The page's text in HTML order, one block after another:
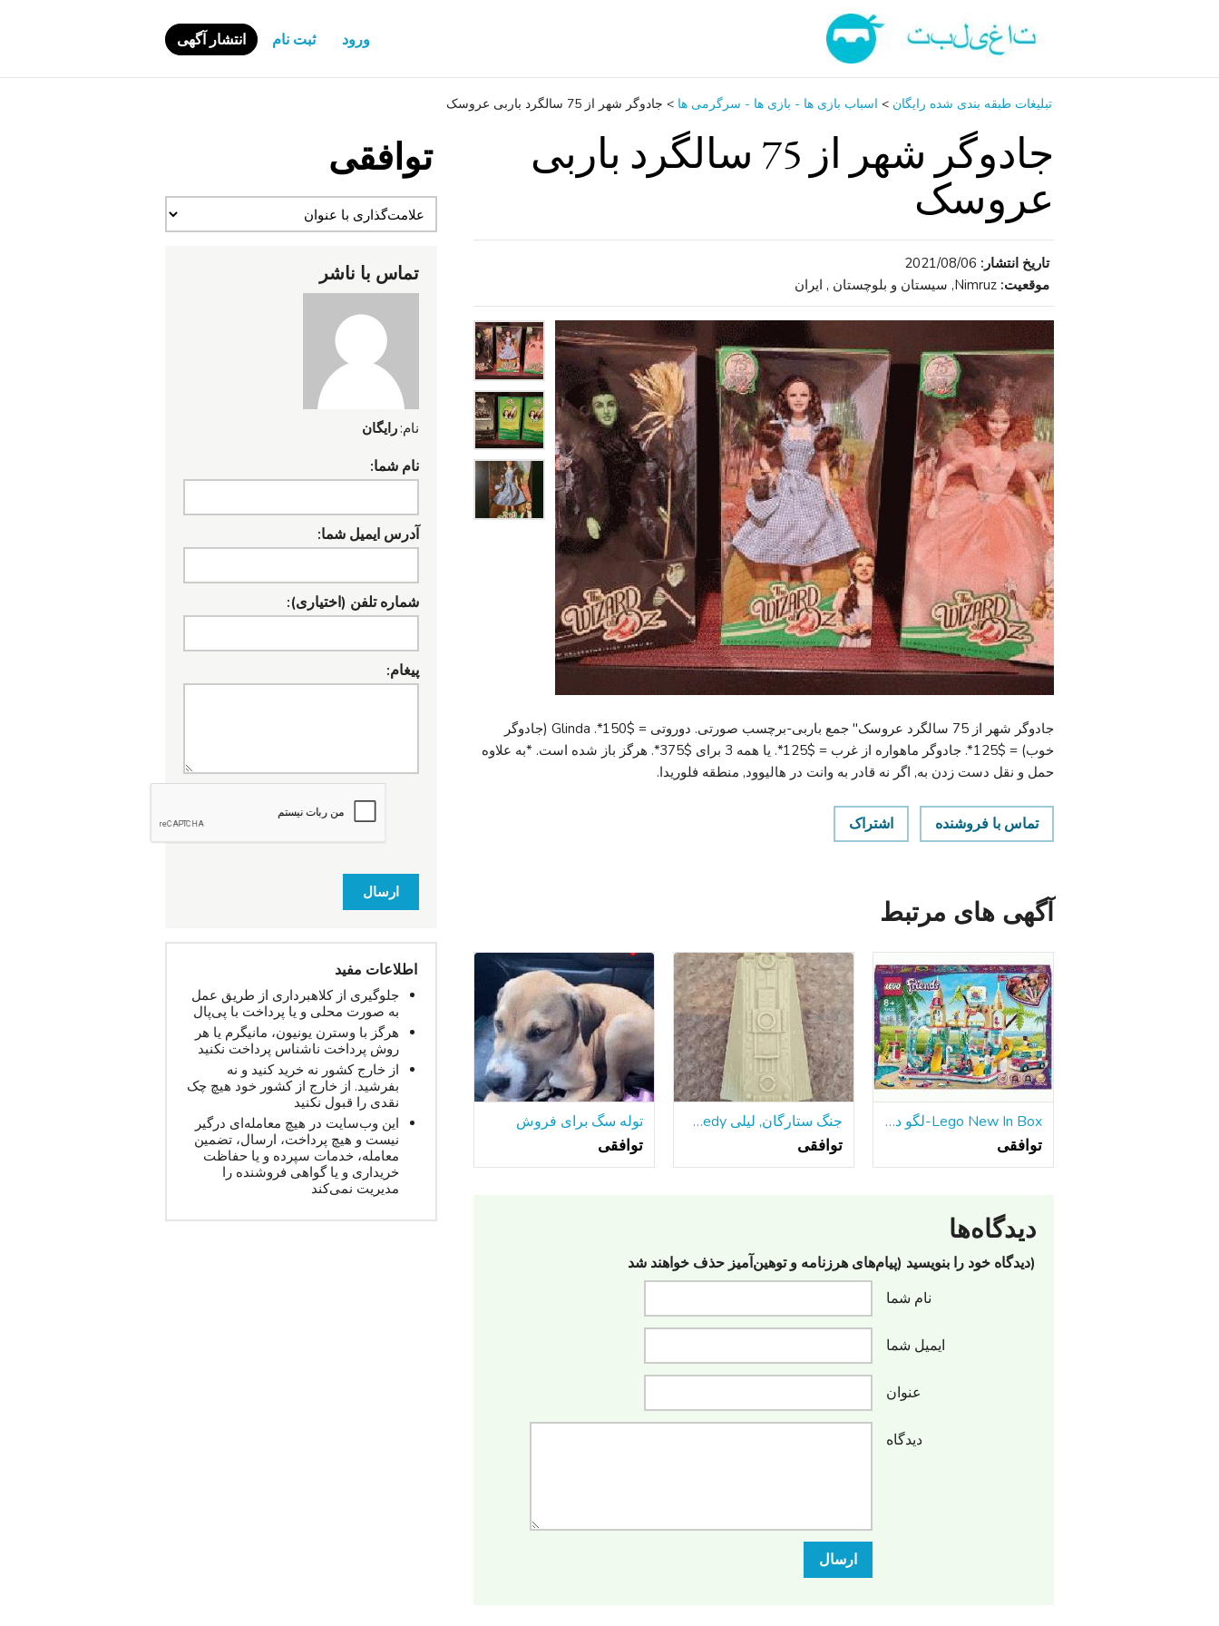
ورود ثبت نام انتشار آگهی
تبلیغات طبقه بندی شده رایگان > اسباب‌ بازی ها - بازی ها - سرگرمی ‌ها > جادوگر شهر از 75 سالگرد باربی عروسک
جادوگر شهر از 75 سالگرد باربی
عروسک
تاریخ انتشار: 2021/08/06
موقعیت: Nimruz, سیستان و بلوچستان , ایران
جادوگر شهر از 75 سالگرد عروسک" جمع باربی-برچسب صورتی. دوروتی = $150*. Glinda (جادوگر
خوب) = $125*. جادوگر ماهواره از غرب = $125*. یا همه 3 برای $375*. هرگز باز شده است. *به علاوه
حمل و نقل دست زدن به, اگر نه قادر به وانت در هالیوود, منطقه فلوریدا.
تماس با فروشنده اشتراک
آگهی های مرتبط
Lego New In Box-لگو دوستان تابستان سرگرم کننده پارک آبی
توافقی
جنگ ستارگان, لیلی Ledy هزاره فالکون سطح شیب دار قسمت 1979
توافقی
توله سگ برای فروش
توافقی
دیدگاه‌ها
(دیدگاه خود را بنویسید (پیام‌های هرزنامه‌ و توهین‌آمیز حذف خواهند شد
نام شما
ایمیل شما
عنوان
دیدگاه
ارسال
توافقی
تماس با ناشر
نام: رایگان
نام شما:
آدرس ایمیل شما:
شماره تلفن (اختیاری):
پیغام:
ارسال
اطلاعات مفید
جلوگیری از کلاهبرداری از طریق عمل
به صورت محلی و یا پرداخت با پی‌پال
هرگز با وسترن یونیون، مانیگرم یا هر
روش پرداخت ناشناس پرداخت نکنید
از خارج کشور نه خرید کنید و نه
بفرشید. از خارج از کشور خود هیچ چک
نقدی را قبول نکنید
این وب‌سایت در هیچ معامله‌ای درگیر
نیست و هیچ پرداخت، ارسال، تضمین
معامله، خدمات سپرده و یا حفاظت
خریداری و یا گواهی فروشنده را
مدیریت نمی‌کند